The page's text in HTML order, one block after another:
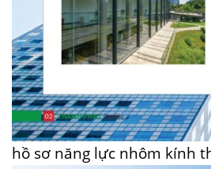
hồ sơ năng lực nhôm kính